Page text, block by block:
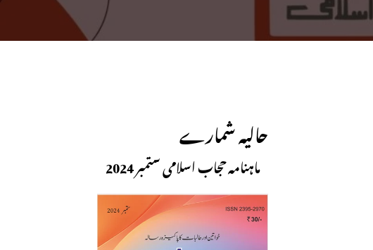
حالیہ شمارے
ماہنامہ حجاب اسلامی ستمبر 2024